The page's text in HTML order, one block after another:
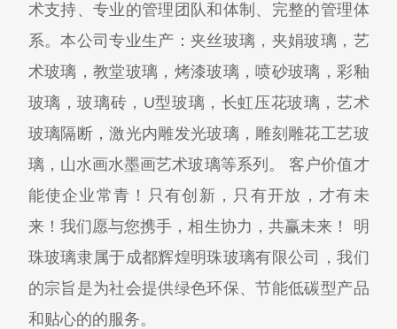
术支持、专业的管理团队和体制、完整的管理体
系。本公司专业生产：夹丝玻璃，夹娟玻璃，艺
术玻璃，教堂玻璃，烤漆玻璃，喷砂玻璃，彩釉
玻璃，玻璃砖，U型玻璃，长虹压花玻璃，艺术
玻璃隔断，激光内雕发光玻璃，雕刻雕花工艺玻
璃，山水画水墨画艺术玻璃等系列。 客户价值才
能使企业常青！只有创新，只有开放，才有未
来！我们愿与您携手，相生协力，共赢未来！ 明
珠玻璃隶属于成都辉煌明珠玻璃有限公司，我们
的宗旨是为社会提供绿色环保、节能低碳型产品
和贴心的的服务。